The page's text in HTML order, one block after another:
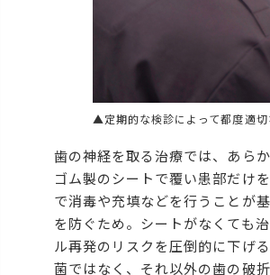
▲定期的な検診によって都度適
歯の神経を取る治療では、あら
ゴム製のシートで覆い患部だけ
で消毒や充填などを行うことが
を防ぐため。シートがなくても
ル再発のリスクを圧倒的に下げ
菌ではなく、それ以外の歯の破